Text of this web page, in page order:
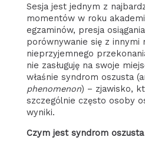
Sesja jest jednym z
momentów w roku
egzaminów, presja
porównywanie się z innymi
nieprzyjemnego
nie zasługuję na swoje
właśnie syndrom oszusta
phenomenon) – zjawisko,
szczególnie często osoby
wyniki.
Czym jest syndrom oszusta